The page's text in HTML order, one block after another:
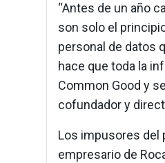
“Antes de un año
son solo el
personal de datos
hace que toda la
Common Good y
cofundador y
Los impusores del
empresario de